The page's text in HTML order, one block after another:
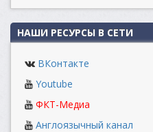
НАШИ РЕСУРСЫ В СЕТИ
ВКонтакте
Youtube
ФКТ-Медиа
Англоязычный канал